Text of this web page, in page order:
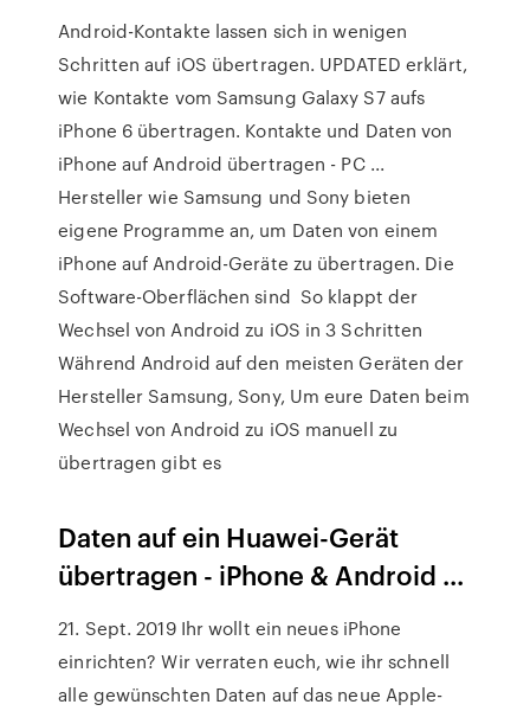
Android-Kontakte lassen sich in wenigen
Schritten auf iOS übertragen. UPDATED erklärt,
wie Kontakte vom Samsung Galaxy S7 aufs
iPhone 6 übertragen. Kontakte und Daten von
iPhone auf Android übertragen - PC ...
Hersteller wie Samsung und Sony bieten
eigene Programme an, um Daten von einem
iPhone auf Android-Geräte zu übertragen. Die
Software-Oberflächen sind So klappt der
Wechsel von Android zu iOS in 3 Schritten
Während Android auf den meisten Geräten der
Hersteller Samsung, Sony, Um eure Daten beim
Wechsel von Android zu iOS manuell zu
übertragen gibt es
Daten auf ein Huawei-Gerät
übertragen - iPhone & Android ...
21. Sept. 2019 Ihr wollt ein neues iPhone
einrichten? Wir verraten euch, wie ihr schnell
alle gewünschten Daten auf das neue Apple-